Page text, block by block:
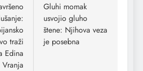
traži
Edina
Vranja
Gluhi momak
usvojio gluho
štene: Njihova veza
je posebna